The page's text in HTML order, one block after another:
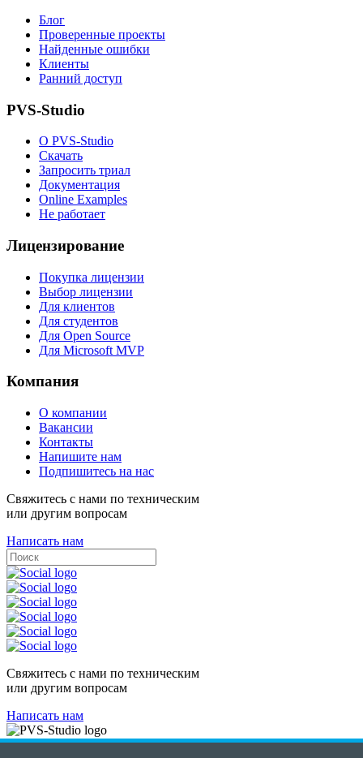
Блог
Проверенные проекты
Найденные ошибки
Клиенты
Ранний доступ
PVS-Studio
О PVS-Studio
Скачать
Запросить триал
Документация
Online Examples
Не работает
Лицензирование
Покупка лицензии
Выбор лицензии
Для клиентов
Для студентов
Для Open Source
Для Microsoft MVP
Компания
О компании
Вакансии
Контакты
Напишите нам
Подпишитесь на нас
Свяжитесь с нами по техническим
или другим вопросам
Написать нам
Свяжитесь с нами по техническим
или другим вопросам
Написать нам
Карта сайта